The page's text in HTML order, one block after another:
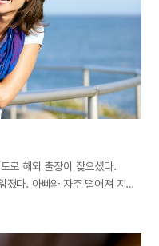
하는 반찬을 해야지.” “큰애가
다 하고 그래?” “집에
면 밖에서 인스턴트식품이나
로 해외 출장이 잦으셨다.
졌다. 아빠와 자주 떨어져 지낸
가 시장에 다녀오느라 잠시
격이었다고 한다. 내가 열두